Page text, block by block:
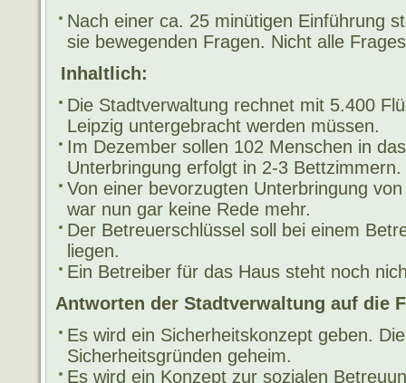
Nach einer ca. 25 minütigen Einführung
sie bewegenden Fragen. Nicht alle
Inhaltlich:
Die Stadtverwaltung rechnet mit 5.400
Leipzig untergebracht werden müssen.
Im Dezember sollen 102 Menschen in
Unterbringung erfolgt in 2-3 Bettzimmern.
Von einer bevorzugten Unterbringung
war nun gar keine Rede mehr.
Der Betreuerschlüssel soll bei einem
liegen.
Ein Betreiber für das Haus steht noch
Antworten der Stadtverwaltung auf die
Es wird ein Sicherheitskonzept geben.
Sicherheitsgründen geheim.
Es wird ein Konzept zur sozialen